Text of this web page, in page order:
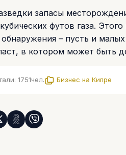
запасы
футов газа.
– пусть и
в котором может быть
1751чел. Бизнес на Кипре